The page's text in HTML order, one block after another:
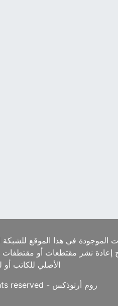
الموجودة في هذا الموقع
إعادة نشر مقتطعات أو مقتطفات
الأصلي للكاتب أو
روم أرثوذكس - Copyright © 2021 - All rights reserved